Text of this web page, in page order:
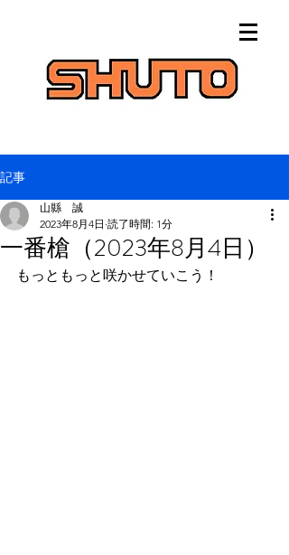
記事
一番槍（2023年8月4日）
山縣 誠
2023年8月4日 読了時間: 1分
もっともっと咲かせていこう！